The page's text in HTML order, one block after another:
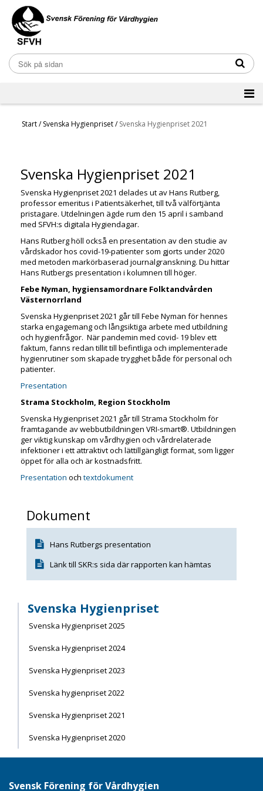
Start/ Svenska Hygienpriset/ Svenska Hygienpriset 2021
Svenska Hygienpriset 2021
Svenska Hygienpriset 2021 delades ut av Hans Rutberg,
professor emeritus i Patientsäkerhet, till två välförtjänta
pristagare. Utdelningen ägde rum den 15 april i samband
med SFVH:s digitala Hygiendagar.
Hans Rutberg höll också en presentation av den studie av
vårdskador hos covid-19-patienter som gjorts under 2020
med metoden markörbaserad journalgranskning. Du hittar
Hans Rutbergs presentation i kolumnen till höger.
Febe Nyman, hygiensamordnare Folktandvården
Västernorrland
Svenska Hygienpriset 2021 går till Febe Nyman för hennes
starka engagemang och långsiktiga arbete med utbildning
och hygienfrågor. När pandemin med covid- 19 blev ett
faktum, fanns redan tillit till befintliga och implementerade
hygienrutiner som skapade trygghet både för personal och
patienter.
Presentation
Strama Stockholm, Region Stockholm
Svenska Hygienpriset 2021 går till Strama Stockholm för
framtagande av webbutbildningen VRI-smart®. Utbildningen
ger viktig kunskap om vårdhygien och vårdrelaterade
infektioner i ett attraktivt och lättillgängligt format, som ligger
öppet för alla och är kostnadsfritt.
Presentation och textdokument
Dokument
Hans Rutbergs presentation
Länk till SKR:s sida där rapporten kan hämtas
Svenska Hygienpriset
Svenska Hygienpriset 2025
Svenska Hygienpriset 2024
Svenska Hygienpriset 2023
Svenska hygienpriset 2022
Svenska Hygienpriset 2021
Svenska Hygienpriset 2020
Svensk Förening för Vårdhygien